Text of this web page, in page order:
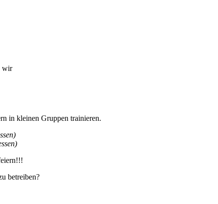
wir
in kleinen Gruppen trainieren.
betreiben?